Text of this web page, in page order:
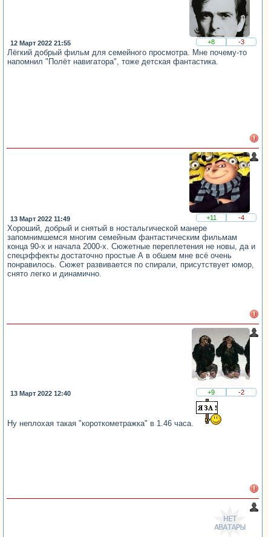
12 Март 2022 21:55 +8 -3
Лёгкий добрый фильм для семейного просмотра. Мне почему-то
напомнил "Полёт навигатора", тоже детская фантастика.
13 Март 2022 11:49 +11 -4
Хороший, добрый и снятый в ностальгической манере
запомнимшемся многим семейным фантастическим фильмам
конца 90-х и начала 2000-х. Сюжетные переплетения не новы, да и
спецэффекты достаточно простые А в обшем мне всё очень
понравилось. Сюжет развивается по спирали, присутствует юмор,
снято легко и динамично.
13 Март 2022 12:40 +9 -2
Ну неплохая такая "короткометражка" в 1.46 часа.